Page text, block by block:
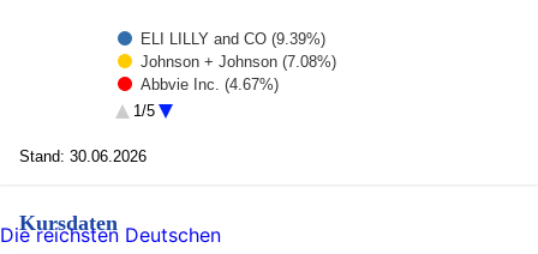
ELI LILLY and CO (9.39%)
Johnson + Johnson (7.08%)
Abbvie Inc. (4.67%)
Unitedhealth Group (4.54%)
REVOLUTION MEDICINES INC (2.95%)
Roche Holding (2.19%)
1/5
Stand: 30.06.2026
Kursdaten
Die reichsten Deutschen